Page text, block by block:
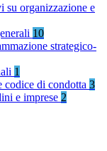
su organizzazione e
10
strategico-
1
codice di condotta 3
e imprese 2